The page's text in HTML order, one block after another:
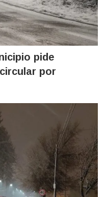
pide
por